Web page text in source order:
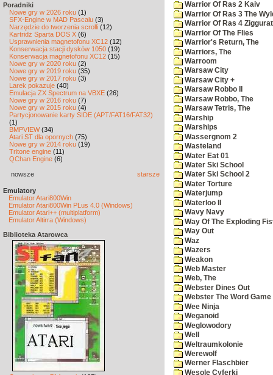
Poradniki
Nowe gry w 2026 roku (1)
SFX-Engine w MAD Pascalu (3)
Narzędzie do tworzenia scrolli (12)
Kartridż Sparta DOS X (6)
Usprawnienia magnetofonu XC12 (12)
Konserwacja stacji dysków 1050 (19)
Konserwacja magnetofonu XC12 (15)
Nowe gry w 2020 roku (2)
Nowe gry w 2019 roku (35)
Nowe gry w 2017 roku (3)
Larek pokazuje (40)
Emulacja ZX Spectrum na VBXE (26)
Nowe gry w 2016 roku (7)
Nowe gry w 2015 roku (4)
Partycjonowanie karty SIDE (APT/FAT16/FAT32)
(1)
BMPVIEW(34)
Atari ST dla opornych (75)
Nowe gry w 2014 roku (19)
Tritone engine (11)
QChan Engine (6)
nowsze starsze
Emulatory
Emulator Atari800Win
Emulator Atari800Win PLus 4.0 (Windows)
Emulator Atari++ (multiplatform)
Emulator Altirra (Windows)
Biblioteka Atarowca
Warrior Of Ras 2 Kaiv
Warrior Of Ras 3 The
Warrior Of Ras 4 Ziggurat
Warrior Of The Flies
Warrior's Return, The
Warriors, The
Warroom
Warsaw City
Warsaw City +
Warsaw Robbo II
Warsaw Robbo, The
Warsaw Tetris, The
Warship
Warships
Wassergnom 2
Wasteland
Water Eat 01
Water Ski School
Water Ski School 2
Water Torture
Waterjump
Waterloo II
Wavy Navy
Way Of The Exploding
Way Out
Waz
Wazers
Weakon
Web Master
Web, The
Webster Dines Out
Webster The Word Game
Wee Ninja
Weganoid
Weglowodory
Well
Weltraumkolonie
Werewolf
Werner Flaschbier
Wesole Cyferki